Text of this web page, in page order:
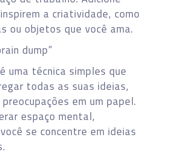
a criatividade, como
ou objetos que você ama.
dump”
uma técnica simples que
todas as suas ideias,
em um papel.
espaço mental,
se concentre em ideias